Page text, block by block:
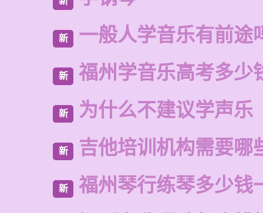
新 一般人学音乐有前途
新 福州学音乐高考多少
新 为什么不建议学声乐
新 吉他培训机构需要哪
新 福州琴行练琴多少钱